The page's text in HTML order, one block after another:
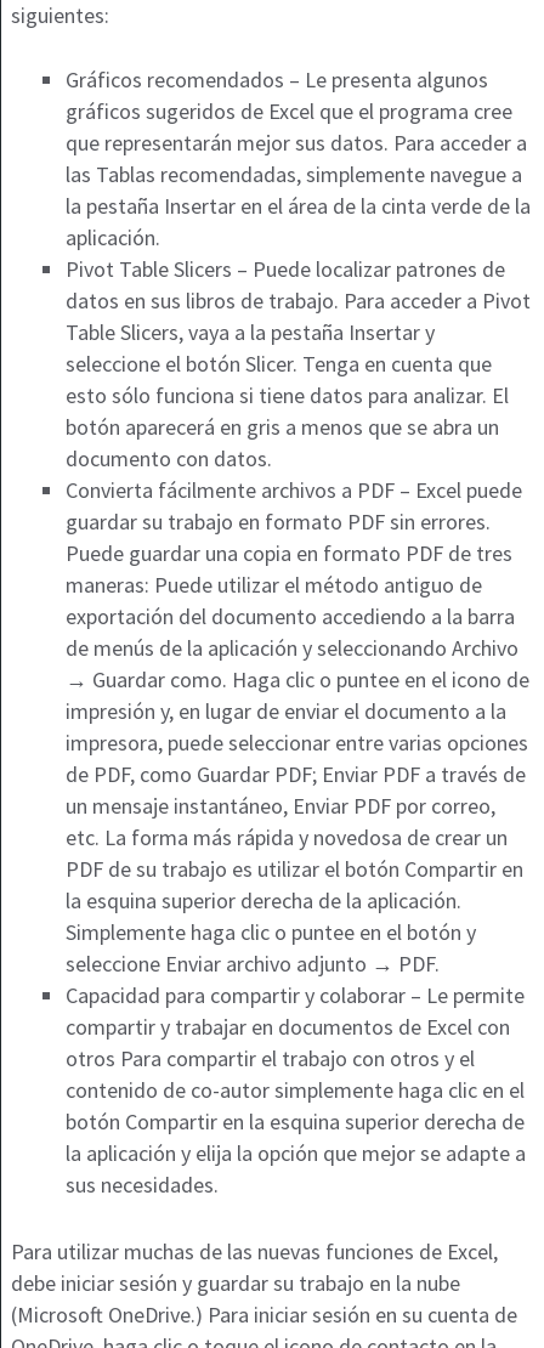
siguientes:
Gráficos recomendados – Le presenta algunos
gráficos sugeridos de Excel que el programa cree
que representarán mejor sus datos. Para acceder a
las Tablas recomendadas, simplemente navegue a
la pestaña Insertar en el área de la cinta verde de la
aplicación.
Pivot Table Slicers – Puede localizar patrones de
datos en sus libros de trabajo. Para acceder a Pivot
Table Slicers, vaya a la pestaña Insertar y
seleccione el botón Slicer. Tenga en cuenta que
esto sólo funciona si tiene datos para analizar. El
botón aparecerá en gris a menos que se abra un
documento con datos.
Convierta fácilmente archivos a PDF – Excel puede
guardar su trabajo en formato PDF sin errores.
Puede guardar una copia en formato PDF de tres
maneras: Puede utilizar el método antiguo de
exportación del documento accediendo a la barra
de menús de la aplicación y seleccionando Archivo
→ Guardar como. Haga clic o puntee en el icono de
impresión y, en lugar de enviar el documento a la
impresora, puede seleccionar entre varias opciones
de PDF, como Guardar PDF; Enviar PDF a través de
un mensaje instantáneo, Enviar PDF por correo,
etc. La forma más rápida y novedosa de crear un
PDF de su trabajo es utilizar el botón Compartir en
la esquina superior derecha de la aplicación.
Simplemente haga clic o puntee en el botón y
seleccione Enviar archivo adjunto → PDF.
Capacidad para compartir y colaborar – Le permite
compartir y trabajar en documentos de Excel con
otros Para compartir el trabajo con otros y el
contenido de co-autor simplemente haga clic en el
botón Compartir en la esquina superior derecha de
la aplicación y elija la opción que mejor se adapte a
sus necesidades.
Para utilizar muchas de las nuevas funciones de Excel,
debe iniciar sesión y guardar su trabajo en la nube
(Microsoft OneDrive.) Para iniciar sesión en su cuenta de